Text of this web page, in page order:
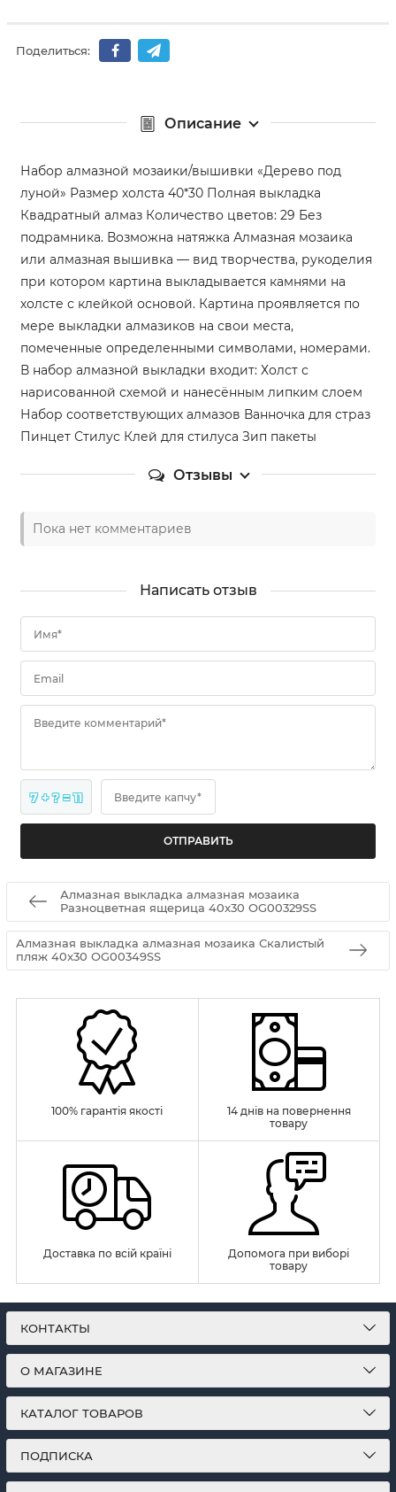
Поделиться:
Описание
Набор алмазной мозаики/вышивки «Дерево под
луной» Размер холста 40*30 Полная выкладка
Квадратный алмаз Количество цветов: 29 Без
подрамника. Возможна натяжка Алмазная мозаика
или алмазная вышивка — вид творчества, рукоделия
при котором картина выкладывается камнями на
холсте с клейкой основой. Картина проявляется по
мере выкладки алмазиков на свои места,
помеченные определенными символами, номерами.
В набор алмазной выкладки входит: Холст с
нарисованной схемой и нанесённым липким слоем
Набор соответствующих алмазов Ванночка для страз
Пинцет Стилус Клей для стилуса Зип пакеты
Отзывы
Пока нет комментариев
Написать отзыв
Имя*
Email
Введите комментарий*
7 + ? = 11 Введите капчу*
Алмазная выкладка алмазная мозаика
Разноцветная ящерица 40x30 OG00329SS
Алмазная выкладка алмазная мозаика Скалистый
пляж 40x30 OG00349SS
100% гарантія якості
14 днів на повернення
товару
Доставка по всій країні
Допомога при виборі
товару
КОНТАКТЫ
О МАГАЗИНЕ
КАТАЛОГ ТОВАРОВ
ПОДПИСКА